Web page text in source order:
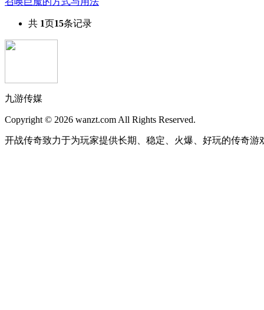
共 1页15条记录
九游传媒
Copyright © 2026 wanzt.com All Rights Reserved.
开战传奇致力于为玩家提供长期、稳定、火爆、好玩的传奇游